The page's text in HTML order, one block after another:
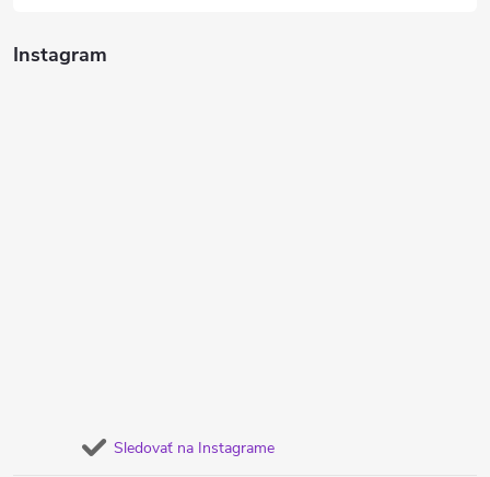
Instagram
Sledovať na Instagrame